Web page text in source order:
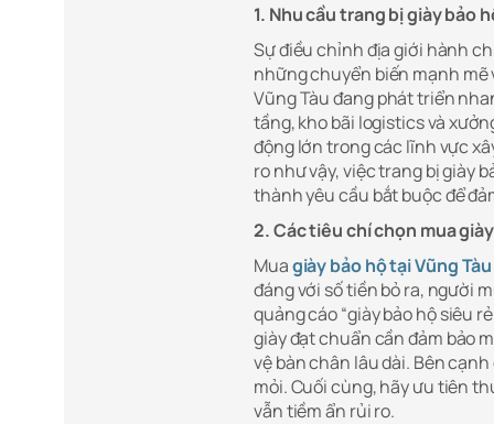
1. Nhu cầu trang bị giày bảo
Sự điều chỉnh địa giới hành
những chuyển biến mạnh mẽ
Vũng Tàu đang phát triển
tầng, kho bãi logistics và
động lớn trong các lĩnh vực
ro như vậy, việc trang bị giày
thành yêu cầu bắt buộc để
2. Các tiêu chí chọn mua
Muagiày bảo hộ tại Vũng Tàu
đáng với số tiền bỏ ra, người
quảng cáo “giày bảo hộ siêu
giày đạt chuẩn cần đảm bảo
vệ bàn chân lâu dài. Bên
mỏi. Cuối cùng, hãy ưu tiên
vẫn tiềm ẩn rủi ro.